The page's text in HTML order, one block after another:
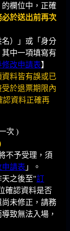
欄位中，正確
必於送出前再次
）」或「身分
中一項填寫有
改申請表】
料皆有誤或已
於退票期限內
認資料正確再
次 )
不予受理，須
請表 」。
天之後至"訂
確認資料是否
未修正，請務
致無法入場，